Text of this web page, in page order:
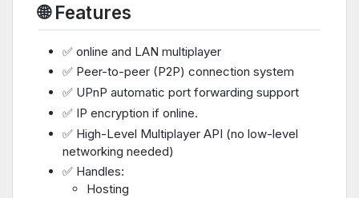
🌐 Features
✅ online and LAN multiplayer
✅ Peer-to-peer (P2P) connection system
✅ UPnP automatic port forwarding support
✅ IP encryption if online.
✅ High-Level Multiplayer API (no low-level
networking needed)
✅ Handles:
Hosting